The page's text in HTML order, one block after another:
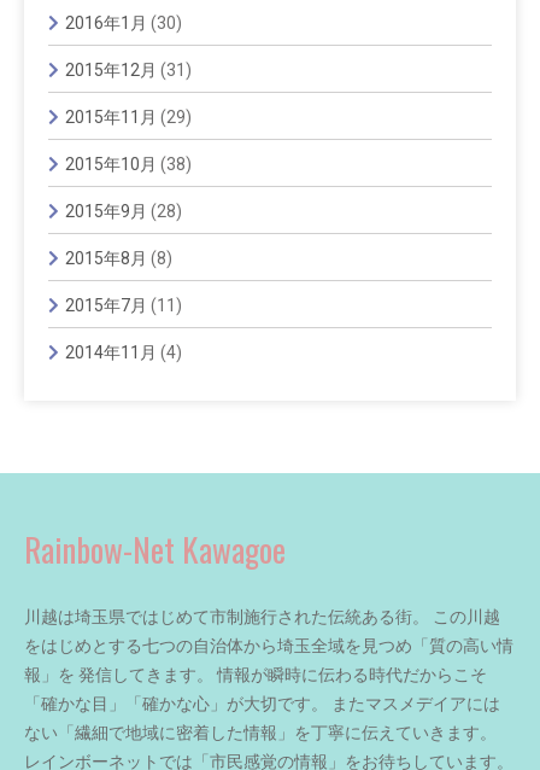
2016年1月 (30)
2015年12月 (31)
2015年11月 (29)
2015年10月 (38)
2015年9月 (28)
2015年8月 (8)
2015年7月 (11)
2014年11月 (4)
Rainbow-Net Kawagoe
川越は埼玉県ではじめて市制施行された伝統ある街。 この川越
をはじめとする七つの自治体から埼玉全域を見つめ「質の高い情
報」を 発信してきます。 情報が瞬時に伝わる時代だからこそ
「確かな目」「確かな心」が大切です。 またマスメデイアには
ない「繊細で地域に密着した情報」を丁寧に伝えていきます。
レインボーネットでは「市民感覚の情報」をお待ちしています。